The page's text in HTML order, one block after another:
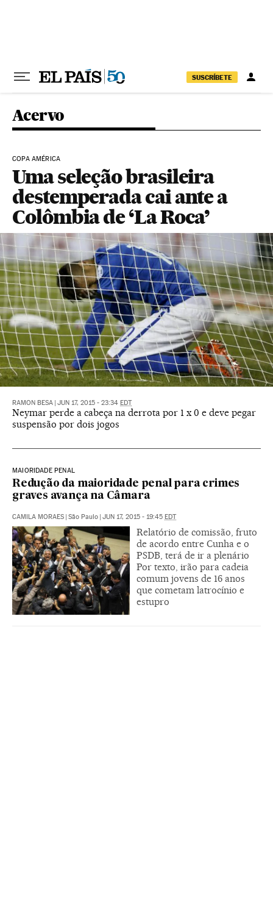
SUSCRÍBETE
Acervo
COPA AMÉRICA
Uma seleção brasileira
destemperada cai ante a
Colômbia de ‘La Roca’
RAMON BESA JUN 17, 2015 - 23:34 EDT
Neymar perde a cabeça na derrota por 1 x 0 e deve pegar
suspensão por dois jogos
MAIORIDADE PENAL
Redução da maioridade penal para crimes
graves avança na Câmara
CAMILA MORAES São Paulo JUN 17, 2015 - 19:45 EDT
Relatório de comissão, fruto
de acordo entre Cunha e o
PSDB, terá de ir a plenário
Por texto, irão para cadeia
comum jovens de 16 anos
que cometam latrocínio e
estupro